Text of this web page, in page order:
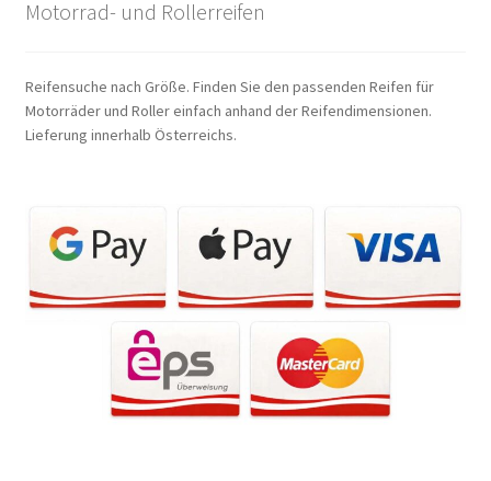
Motorrad- und Rollerreifen
Reifensuche nach Größe. Finden Sie den passenden Reifen für
Motorräder und Roller einfach anhand der Reifendimensionen.
Lieferung innerhalb Österreichs.